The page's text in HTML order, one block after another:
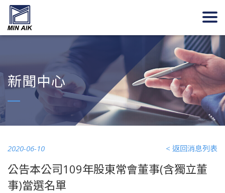
新聞中心
2020-06-10 < 返回消息列表
公告本公司109年股東常會董事(含獨立董
事)當選名單